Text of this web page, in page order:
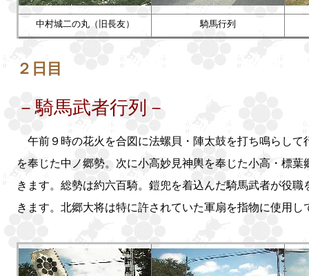
中村城二の丸（旧長友） 騎馬行列
２日目
－騎馬武者行列－
午前９時の花火を合図に法螺貝・陣太鼓を打ち鳴らし
を奉じた中ノ郷勢。次に小高妙見神輿を奉じた小高・標
きます。総勢は約六百騎。鎧兜を着込んだ騎馬武者が役
きます。北郷大将は特に許されていた軍扇を指物に使用し